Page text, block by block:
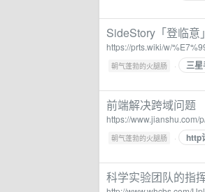
SideStory「登临意
https://prts.wiki/w/
朝气蓬勃的火腿肠 · 三
前端解决跨域问题
https://www.jianshu.com/
朝气蓬勃的火腿肠 · http
科学实验团队的